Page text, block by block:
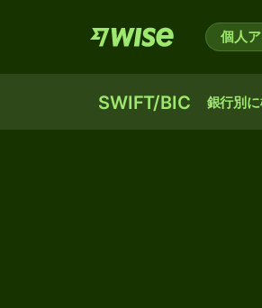
個人
SWIFT/BIC 銀行別